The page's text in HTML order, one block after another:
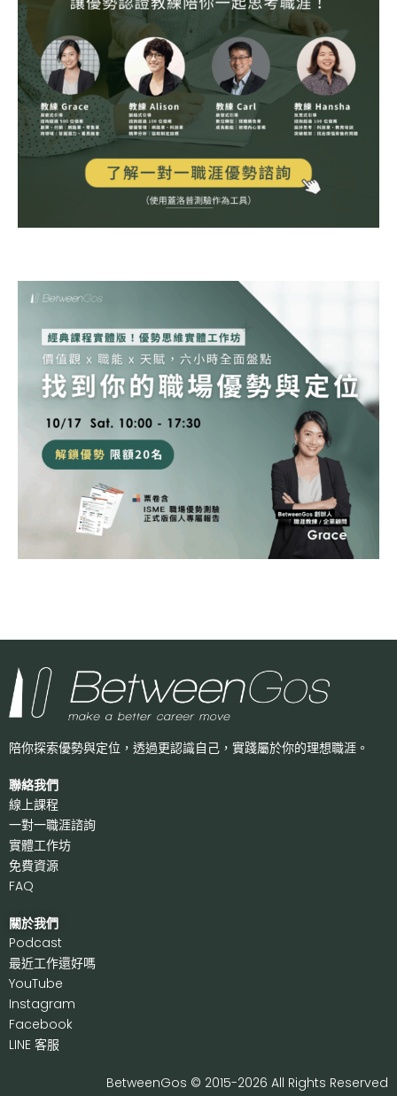
陪你探索優勢與定位，透過更認識自己， 實踐屬於你的理想職涯。
聯絡我們
線上課程
一對一職涯諮詢
實體工作坊
免費資源
FAQ
關於我們
Podcast
最近工作還好嗎
YouTube
Instagram
Facebook
LINE 客服
BetweenGos © 2015-2026 All Rights Reserved